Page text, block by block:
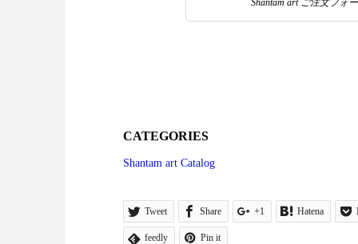
CATEGORIES
Shantam art Catalog
Tweet Share +1 Hatena
feedly Pin it